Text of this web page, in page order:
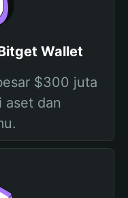
Wallet
$300 juta
aset dan